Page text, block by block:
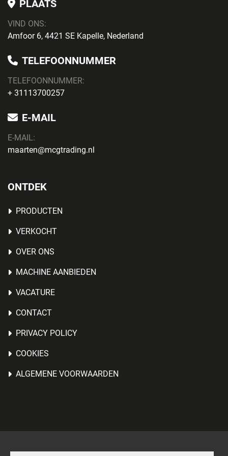
PLAATS
VIND ONS:
Amfoor 6, 4421 SE Kapelle, Nederland
TELEFOONNUMMER
TELEFOONNUMMER:
+ 31113700257
E-MAIL
E-MAIL:
maarten@mcgtrading.nl
ONTDEK
PRODUCTEN
VERKOCHT
OVER ONS
MACHINE AANBIEDEN
VACATURE
CONTACT
PRIVACY POLICY
COOKIES
ALGEMENE VOORWAARDEN